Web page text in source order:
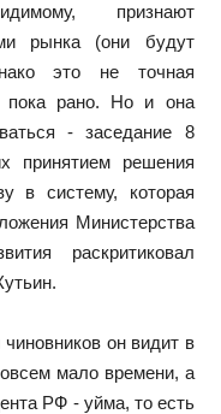
признают
рынка (они будут
это не точная
пока рано. Но и она
- заседание 8
принятием решения
в систему, которая
Министерства
раскритиковал
он видит в
мало времени, а
РФ - уйма, то есть